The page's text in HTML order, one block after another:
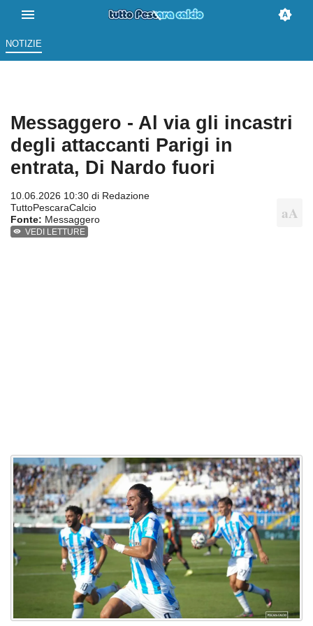
NOTIZIE
Messaggero - Al via gli incastri
degli attaccanti Parigi in
entrata, Di Nardo fuori
10.06.2026 10:30 di Redazione
TuttoPescaraCalcio
Fonte: Messaggero
VEDI LETTURE